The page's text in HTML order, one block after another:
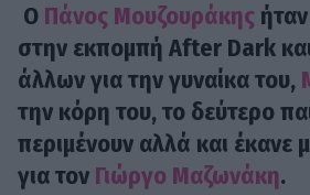
O Πάνος Μουζουράκης
στην εκπομπή After Dark
άλλων για την γυναίκα του,
την κόρη του, το δεύτερο
περιμένουν αλλά και έκανε
για τον Γιώργο Μαζωνάκη.